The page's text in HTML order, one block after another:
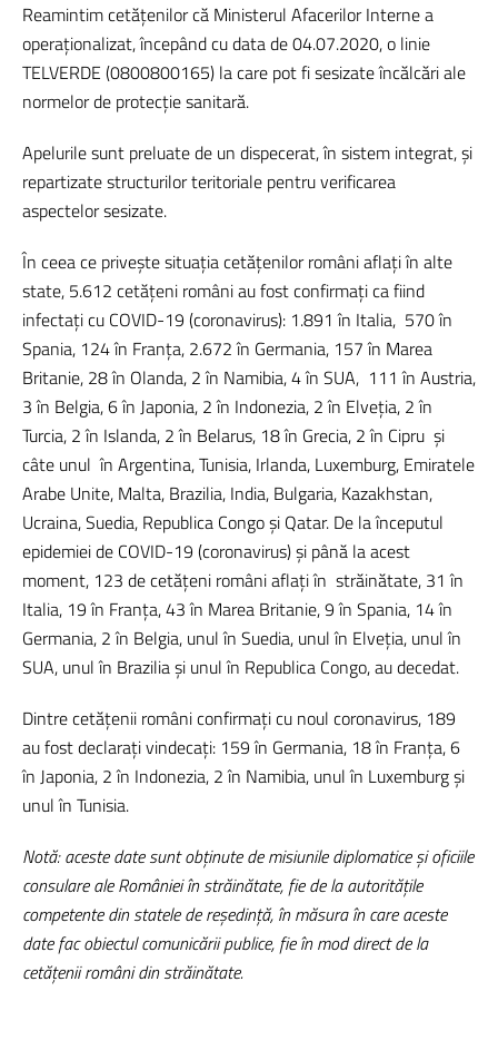
Reamintim cetățenilor că Ministerul Afacerilor Interne a
operaționalizat, începând cu data de 04.07.2020, o linie
TELVERDE (0800800165) la care pot fi sesizate încălcări ale
normelor de protecție sanitară.
Apelurile sunt preluate de un dispecerat, în sistem integrat, și
repartizate structurilor teritoriale pentru verificarea
aspectelor sesizate.
În ceea ce privește situația cetățenilor români aflați în alte
state, 5.612 cetățeni români au fost confirmați ca fiind
infectați cu COVID-19 (coronavirus): 1.891 în Italia, 570 în
Spania, 124 în Franța, 2.672 în Germania, 157 în Marea
Britanie, 28 în Olanda, 2 în Namibia, 4 în SUA, 111 în Austria,
3 în Belgia, 6 în Japonia, 2 în Indonezia, 2 în Elveția, 2 în
Turcia, 2 în Islanda, 2 în Belarus, 18 în Grecia, 2 în Cipru și
câte unul în Argentina, Tunisia, Irlanda, Luxemburg, Emiratele
Arabe Unite, Malta, Brazilia, India, Bulgaria, Kazakhstan,
Ucraina, Suedia, Republica Congo și Qatar. De la începutul
epidemiei de COVID-19 (coronavirus) și până la acest
moment, 123 de cetățeni români aflați în străinătate, 31 în
Italia, 19 în Franța, 43 în Marea Britanie, 9 în Spania, 14 în
Germania, 2 în Belgia, unul în Suedia, unul în Elveția, unul în
SUA, unul în Brazilia și unul în Republica Congo, au decedat.
Dintre cetățenii români confirmați cu noul coronavirus, 189
au fost declarați vindecați: 159 în Germania, 18 în Franța, 6
în Japonia, 2 în Indonezia, 2 în Namibia, unul în Luxemburg și
unul în Tunisia.
Notă: aceste date sunt obținute de misiunile diplomatice și oficiile
consulare ale României în străinătate, fie de la autoritățile
competente din statele de reședință, în măsura în care aceste
date fac obiectul comunicării publice, fie în mod direct de la
cetățenii români din străinătate.